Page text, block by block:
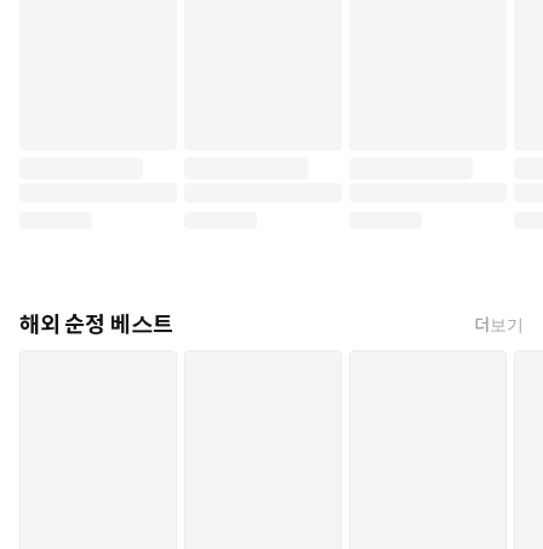
해외 순정 베스트 더보기